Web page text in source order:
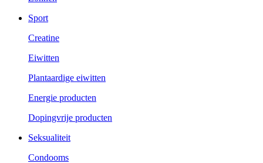
Sport
Creatine
Eiwitten
Plantaardige eiwitten
Energie producten
Dopingvrije producten
Seksualiteit
Condooms